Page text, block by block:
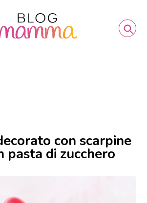
con scarpine
pasta di zucchero